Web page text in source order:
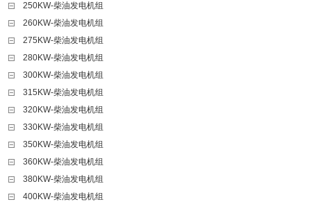
250KW-柴油发电机组
260KW-柴油发电机组
275KW-柴油发电机组
280KW-柴油发电机组
300KW-柴油发电机组
315KW-柴油发电机组
320KW-柴油发电机组
330KW-柴油发电机组
350KW-柴油发电机组
360KW-柴油发电机组
380KW-柴油发电机组
400KW-柴油发电机组